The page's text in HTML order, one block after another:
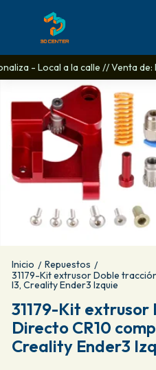
- Local a la calle // Venta de:
Inicio / Repuestos /
31179-Kit extrusor Doble
I3, Creality Ender3 Izquie
31179-Kit
Directo CR10
Creality Ender3